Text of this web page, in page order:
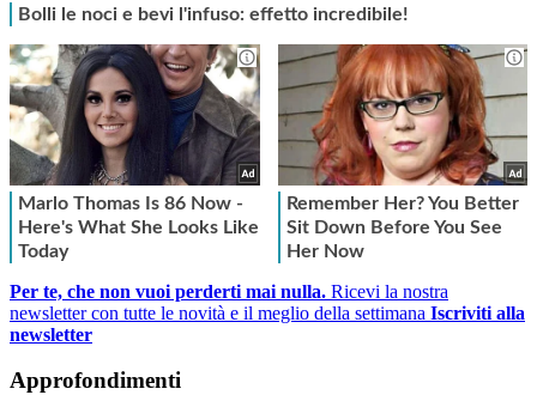
Per te, che non vuoi perderti mai nulla. Ricevi la nostra
newsletter con tutte le novità e il meglio della settimana Iscriviti alla
newsletter
Approfondimenti